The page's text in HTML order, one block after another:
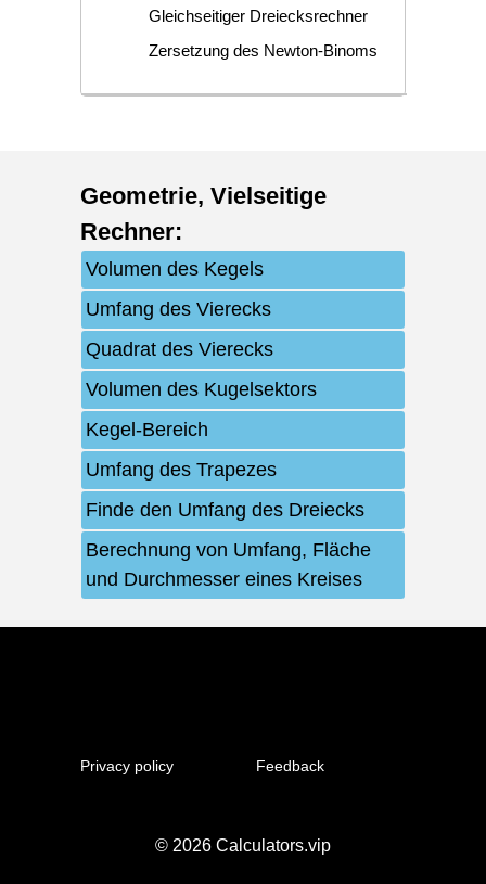
Gleichseitiger Dreiecksrechner
Zersetzung des Newton-Binoms
Geometrie, Vielseitige
Rechner:
Volumen des Kegels
Umfang des Vierecks
Quadrat des Vierecks
Volumen des Kugelsektors
Kegel-Bereich
Umfang des Trapezes
Finde den Umfang des Dreiecks
Berechnung von Umfang, Fläche
und Durchmesser eines Kreises
Privacy policy Feedback
© 2026 Calculators.vip